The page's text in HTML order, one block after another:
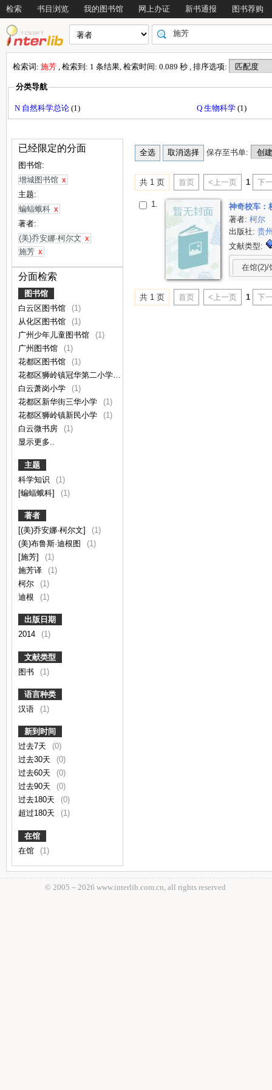
检索 书目浏览 我的图书馆 网上办证 新书通报 图书荐购
检索词: 施芳 , 检索到: 1 条结果, 检索时间: 0.089 秒 , 排序选项:
分类导航
N 自然科学总论 (1) Q 生物科学 (1)
已经限定的分面
图书馆:
增城图书馆 x
主题:
蝙蝠蛾科 x
著者:
(美)乔安娜·柯尔文 x
施芳 x
分面检索
图书馆
白云区图书馆
(1)
从化区图书馆
(1)
广州少年儿童图书馆
(1)
广州图书馆
(1)
花都区图书馆
(1)
花都区狮岭镇冠华第二小学(1)
白云萧岗小学
(1)
花都区新华街三华小学
(1)
花都区狮岭镇新民小学
(1)
白云微书房
(1)
显示更多..
主题
科学知识
(1)
[蝙蝠蛾科]
(1)
著者
[(美)乔安娜·柯尔文]
(1)
(美)布鲁斯·迪根图
(1)
[施芳]
(1)
施芳译
(1)
柯尔
(1)
迪根
(1)
出版日期
2014
(1)
文献类型
图书
(1)
语言种类
汉语
(1)
新到时间
过去7天
(0)
过去30天
(0)
过去60天
(0)
过去90天
(0)
过去180天
(0)
超过180天
(1)
在馆
在馆
(1)
保存至书单:
共 1 页 首页 <上一页 1 下
1.
神奇校车：
著者:柯尔
出版社:贵
文献类型:
在馆(2)/
共 1 页 首页 <上一页 1 下
© 2005－ 2026 www.interlib.com.cn, all rights reserved